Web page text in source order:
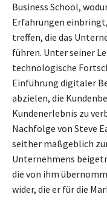
Business School,
Erfahrungen
treffen, die das
führen. Unter seiner
technologische
Einführung digitaler
abzielen, die
Kundenerlebnis zu
Nachfolge von Steve
seither maßgeblich
Unternehmens
die von ihm
wider, die er für die